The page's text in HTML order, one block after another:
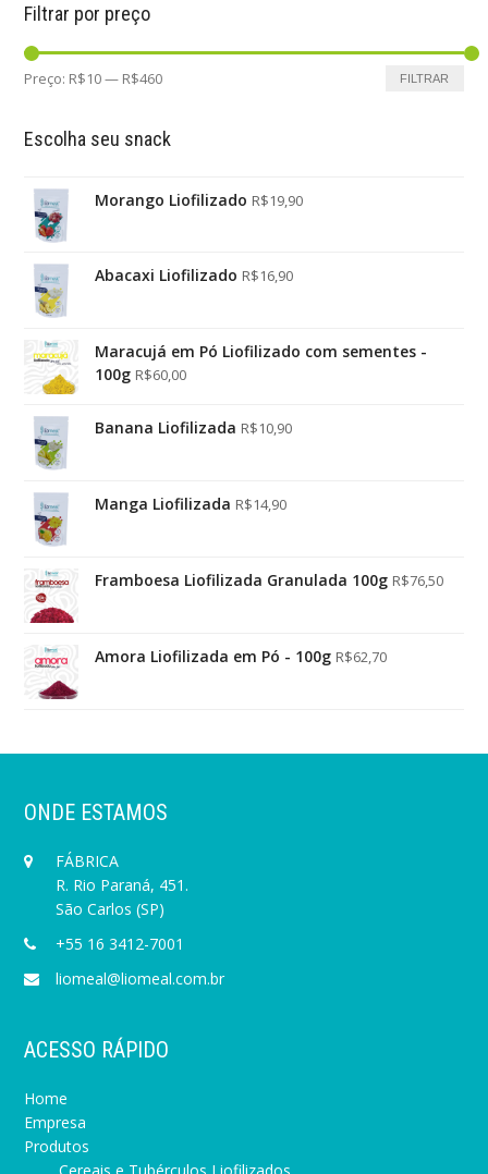
Filtrar por preço
FILTRAR
Preço: R$10— R$460
Escolha seu snack
Morango Liofilizado R$19,90
Abacaxi Liofilizado R$16,90
Maracujá em Pó Liofilizado com sementes -
100g R$60,00
Banana Liofilizada R$10,90
Manga Liofilizada R$14,90
Framboesa Liofilizada Granulada 100g R$76,50
Amora Liofilizada em Pó - 100g R$62,70
ONDE ESTAMOS
FÁBRICA
R. Rio Paraná, 451.
São Carlos (SP)
+55 16 3412-7001
liomeal@liomeal.com.br
ACESSO RÁPIDO
Home
Empresa
Produtos